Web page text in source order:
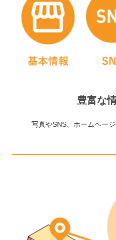
豊富な
写真やSNS、ホームペー